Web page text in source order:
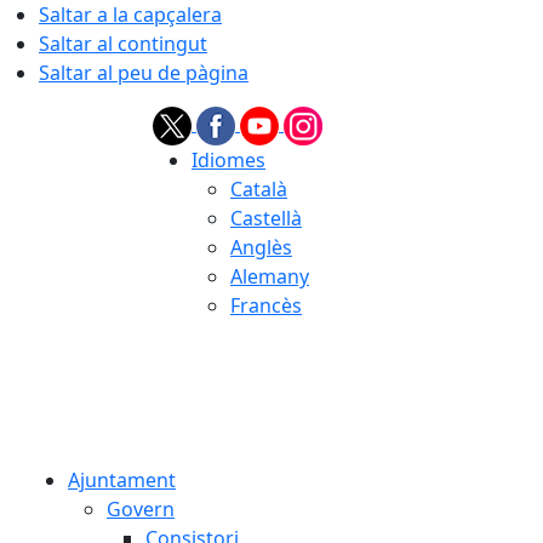
Saltar a la capçalera
Saltar al contingut
Saltar al peu de pàgina
Idiomes
Català
Castellà
Anglès
Alemany
Francès
Ajuntament
Govern